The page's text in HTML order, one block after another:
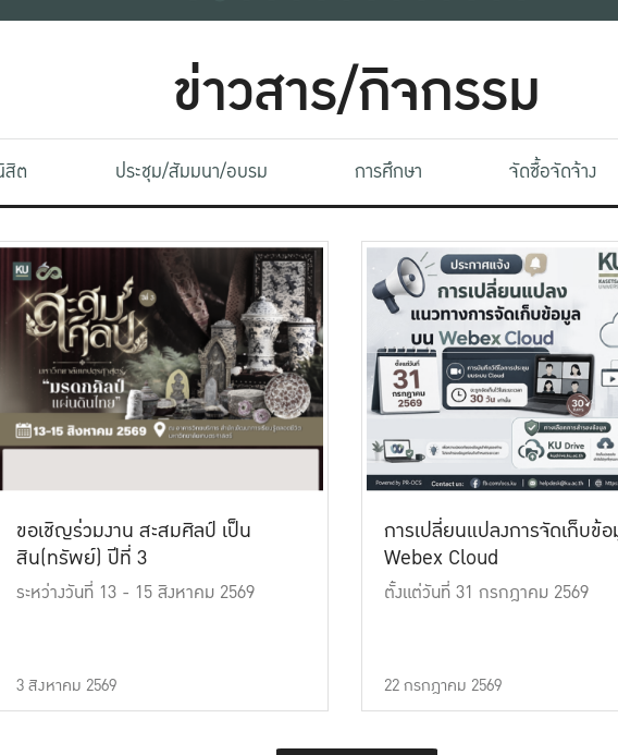
ข่าวสาร/กิจกรรม
สิต ประชุม/สัมมนา/อบรม การศึกษา จัดซื้อจัดจ้าง
ขอเชิญร่วมงาน สะสมศิลป์ เป็น
สิน(ทรัพย์) ปีที่ 3
ระหว่างวันที่ 13 - 15 สิงหาคม 2569
3 สิงหาคม 2569
การเปลี่ยนแปลงการจัดเก็บข้
Webex Cloud
ตั้งแต่วันที่ 31 กรกฎาคม 2569
22 กรกฎาคม 2569